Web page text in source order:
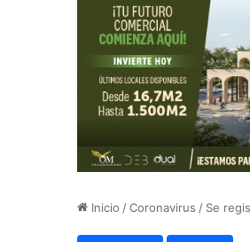
Inicio /Coronavirus / Se